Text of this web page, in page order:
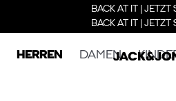
BACK AT IT | JETZT
BACK AT IT | JETZT
HERREN DAMEN